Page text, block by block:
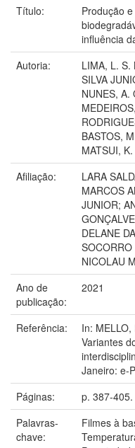
Título:
Produção
influência
Autoria:
LIMA, L. S.
SILVA
NUNES, A.
BASTOS,
MATSUI,
Afiliação:
LARA
MARCOS
JUNIOR;
DELANE
SOCORRO
NICOLAU
Ano de
publicação:
2021
Referência:
In:
Variantes
Janeiro: e-
Páginas:
p. 387-405.
Palavras-
chave:
Filmes à